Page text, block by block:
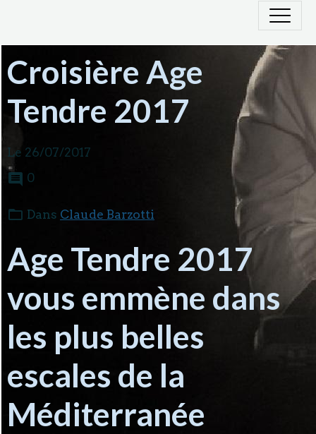
Croisière Age
Tendre 2017
Le 26/07/2017
0
Dans Claude Barzotti
Age Tendre 2017
vous emmène dans
les plus belles
escales de la
Méditerranée